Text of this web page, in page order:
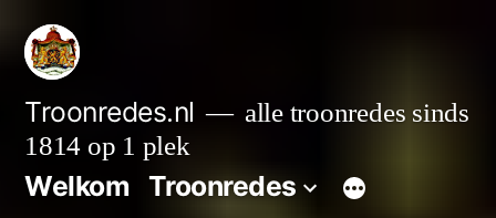
naar
inhoud
Troonredes.nl
alle troonredes sinds
1814 op 1 plek
Welkom Troonredes